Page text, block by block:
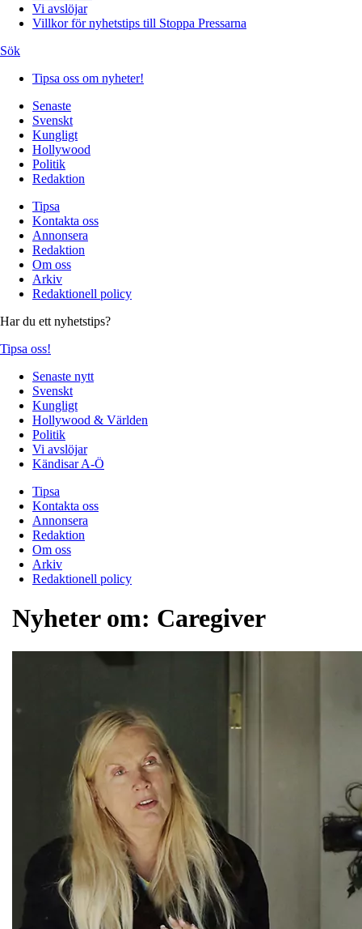
Vi avslöjar
Villkor för nyhetstips till Stoppa Pressarna
Sök
Tipsa oss om nyheter!
Senaste
Svenskt
Kungligt
Hollywood
Politik
Redaktion
Tipsa
Kontakta oss
Annonsera
Redaktion
Om oss
Arkiv
Redaktionell policy
Har du ett nyhetstips?
Tipsa oss!
Senaste nytt
Svenskt
Kungligt
Hollywood & Världen
Politik
Vi avslöjar
Kändisar A-Ö
Tipsa
Kontakta oss
Annonsera
Redaktion
Om oss
Arkiv
Redaktionell policy
Nyheter om: Caregiver